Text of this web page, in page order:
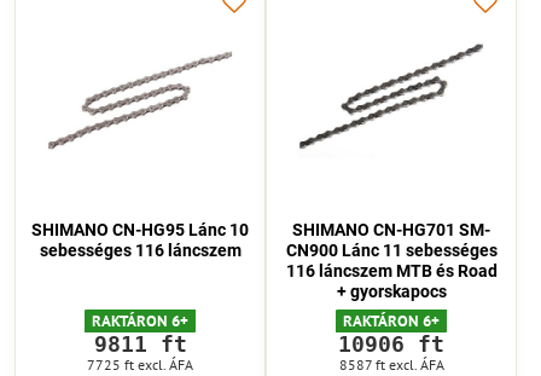
SHIMANO CN-HG95 Lánc 10
sebességes 116 láncszem
RAKTÁRON 6+
9811 ft
7725 ft excl. ÁFA
SHIMANO CN-HG701 SM-
CN900 Lánc 11 sebességes
116 láncszem MTB és Road
+ gyorskapocs
RAKTÁRON 6+
10906 ft
8587 ft excl. ÁFA